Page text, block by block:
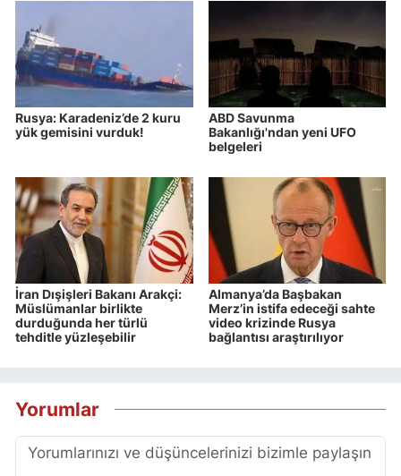
Rusya: Karadeniz’de 2 kuru
yük gemisini vurduk!
ABD Savunma
Bakanlığı'ndan yeni UFO
belgeleri
İran Dışişleri Bakanı Arakçi:
Müslümanlar birlikte
durduğunda her türlü
tehditle yüzleşebilir
Almanya’da Başbakan
Merz’in istifa edeceği sahte
video krizinde Rusya
bağlantısı araştırılıyor
Yorumlar